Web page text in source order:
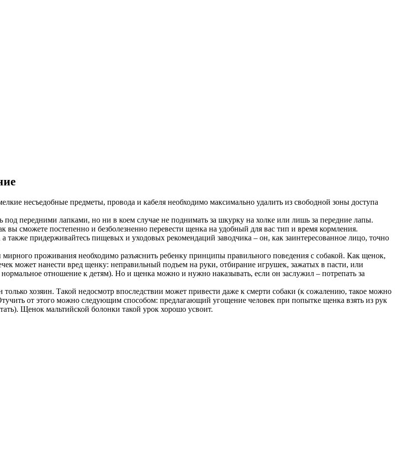
несъедобные предметы, провода и кабеля необходимо максимально удалить из свободной зоны доступа
под передними лапками, но ни в коем случае не поднимать за шкурку на холке или лишь за передние лапы.
вы сможете постепенно и безболезненно перевести щенка на удобный для вас тип и время кормления.
также придерживайтесь пищевых и уходовых рекомендаций заводчика – он, как заинтересованное лицо, точно
мирного проживания необходимо разъяснить ребенку принципы правильного поведения с собакой. Как щенок,
может нанести вред щенку: неправильный подъем на руки, отбирание игрушек, зажатых в пасти, или
отношение к детям). Но и щенка можно и нужно наказывать, если он заслужил – потрепать за
хозяин. Такой недосмотр впоследствии может привести даже к смерти собаки (к сожалению, такое можно
от этого можно следующим способом: предлагающий угощение человек при попытке щенка взять из рук
Щенок мальтийской болонки такой урок хорошо усвоит.